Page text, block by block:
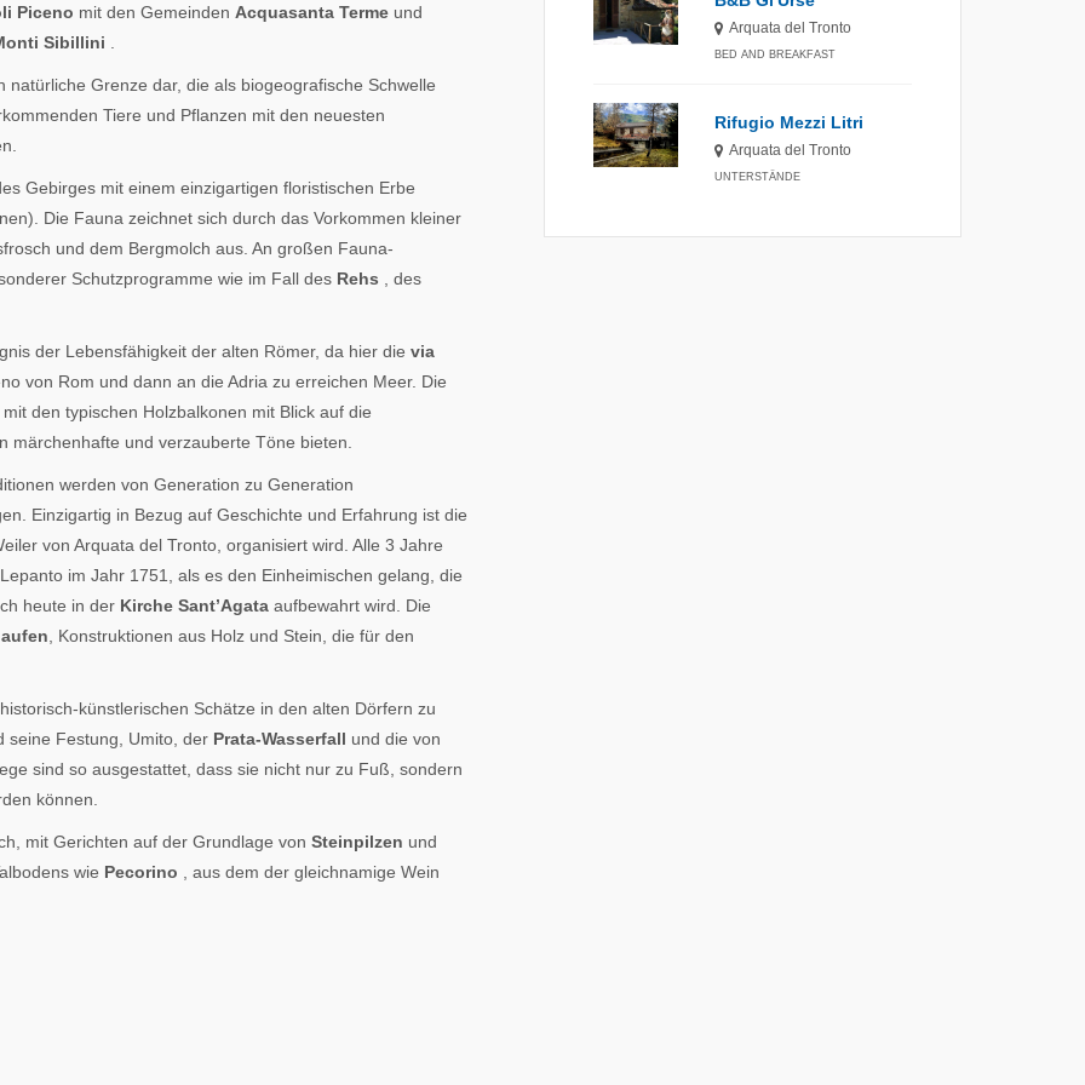
Piceno mit den Gemeinden Acquasanta Terme und
Sibillini
Grenze dar, die als biogeografische Schwelle
Tiere und Pflanzen mit den neuesten
Gebirges mit einem einzigartigen floristischen Erbe
Die Fauna zeichnet sich durch das Vorkommen kleiner
und dem Bergmolch aus. An großen Fauna-
Schutzprogramme wie im Fall des Rehs , des
der Lebensfähigkeit der alten Römer, da hier die via
von Rom und dann an die Adria zu erreichen Meer. Die
den typischen Holzbalkonen mit Blick auf die
märchenhafte und verzauberte Töne bieten.
werden von Generation zu Generation
Einzigartig in Bezug auf Geschichte und Erfahrung ist die
von Arquata del Tronto, organisiert wird. Alle 3 Jahre
im Jahr 1751, als es den Einheimischen gelang, die
heute in der Kirche Sant’Agata aufbewahrt wird. Die
, Konstruktionen aus Holz und Stein, die für den
künstlerischen Schätze in den alten Dörfern zu
seine Festung, Umito, der Prata-Wasserfall und die von
sind so ausgestattet, dass sie nicht nur zu Fuß, sondern
können.
mit Gerichten auf der Grundlage von Steinpilzen und
wie Pecorino , aus dem der gleichnamige Wein
Arquata del Tronto
BED AND BREAKFAST
Rifugio Mezzi Litri
Arquata del Tronto
UNTERSTÄNDE